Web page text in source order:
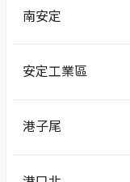
南安定
安定工業區
港子尾